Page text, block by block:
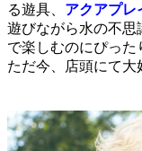
る遊具、 アクアプレ
遊びながら水の不思
で楽しむのにぴった
ただ今、店頭にて大